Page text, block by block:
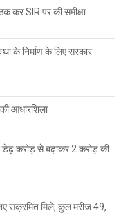
कर SIR पर की समीक्षा
के निर्माण के लिए सरकार
की आधारशिला
डेढ़ करोड़ से बढ़ाकर 2 करोड़ की
संक्रमित मिले, कुल मरीज 49,